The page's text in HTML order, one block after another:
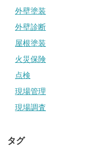
外壁塗装
外壁診断
屋根塗装
火災保険
点検
現場管理
現場調査
タグ